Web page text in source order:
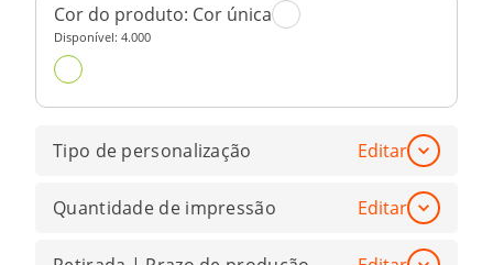
Cor do produto: Cor única
Disponível: 4.000
Tipo de personalização Editar
Quantidade de impressão Editar